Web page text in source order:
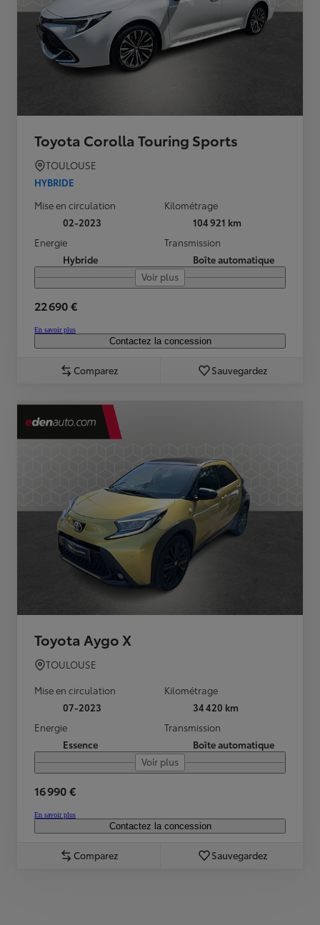
Toyota Corolla Touring Sports
TOULOUSE
HYBRIDE
Mise en circulation
02-2023
Kilométrage
104 921 km
Energie
Hybride
Transmission
Boîte automatique
Voir plus
22 690 €
En savoir plus
Contactez la concession
Comparez Sauvegardez
Toyota Aygo X
TOULOUSE
Mise en circulation
07-2023
Kilométrage
34 420 km
Energie
Essence
Transmission
Boîte automatique
Voir plus
16 990 €
En savoir plus
Contactez la concession
Comparez Sauvegardez